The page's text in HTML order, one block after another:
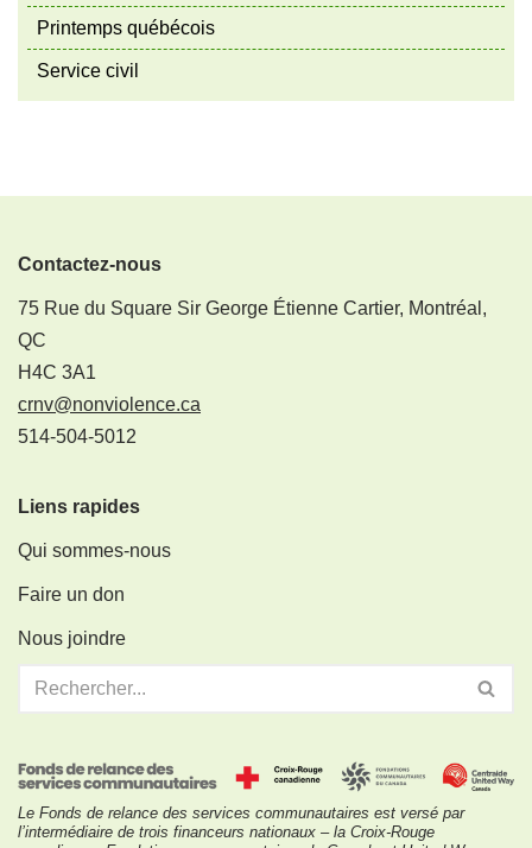
Printemps québécois
Service civil
Contactez-nous
75 Rue du Square Sir George Étienne Cartier, Montréal,
QC
H4C 3A1
crnv@nonviolence.ca
514-504-5012
Liens rapides
Qui sommes-nous
Faire un don
Nous joindre
Le Fonds de relance des services communautaires est versé par
l’intermédiaire de trois financeurs nationaux – la Croix-Rouge